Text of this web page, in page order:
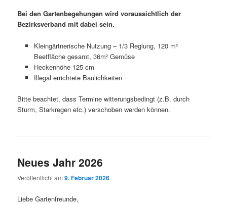
Bei den Gartenbegehungen wird voraussichtlich der
Bezirksverband mit dabei sein.
Kleingärtnerische Nutzung – 1/3 Reglung, 120 m²
Beetfläche gesamt, 36m² Gemüse
Heckenhöhe 125 cm
Illegal errichtete Baulichkeiten
Bitte beachtet, dass Termine witterungsbedingt (z.B. durch
Sturm, Starkregen etc.) verschoben werden können.
Neues Jahr 2026
Veröffentlicht am9. Februar 2026
Liebe Gartenfreunde,